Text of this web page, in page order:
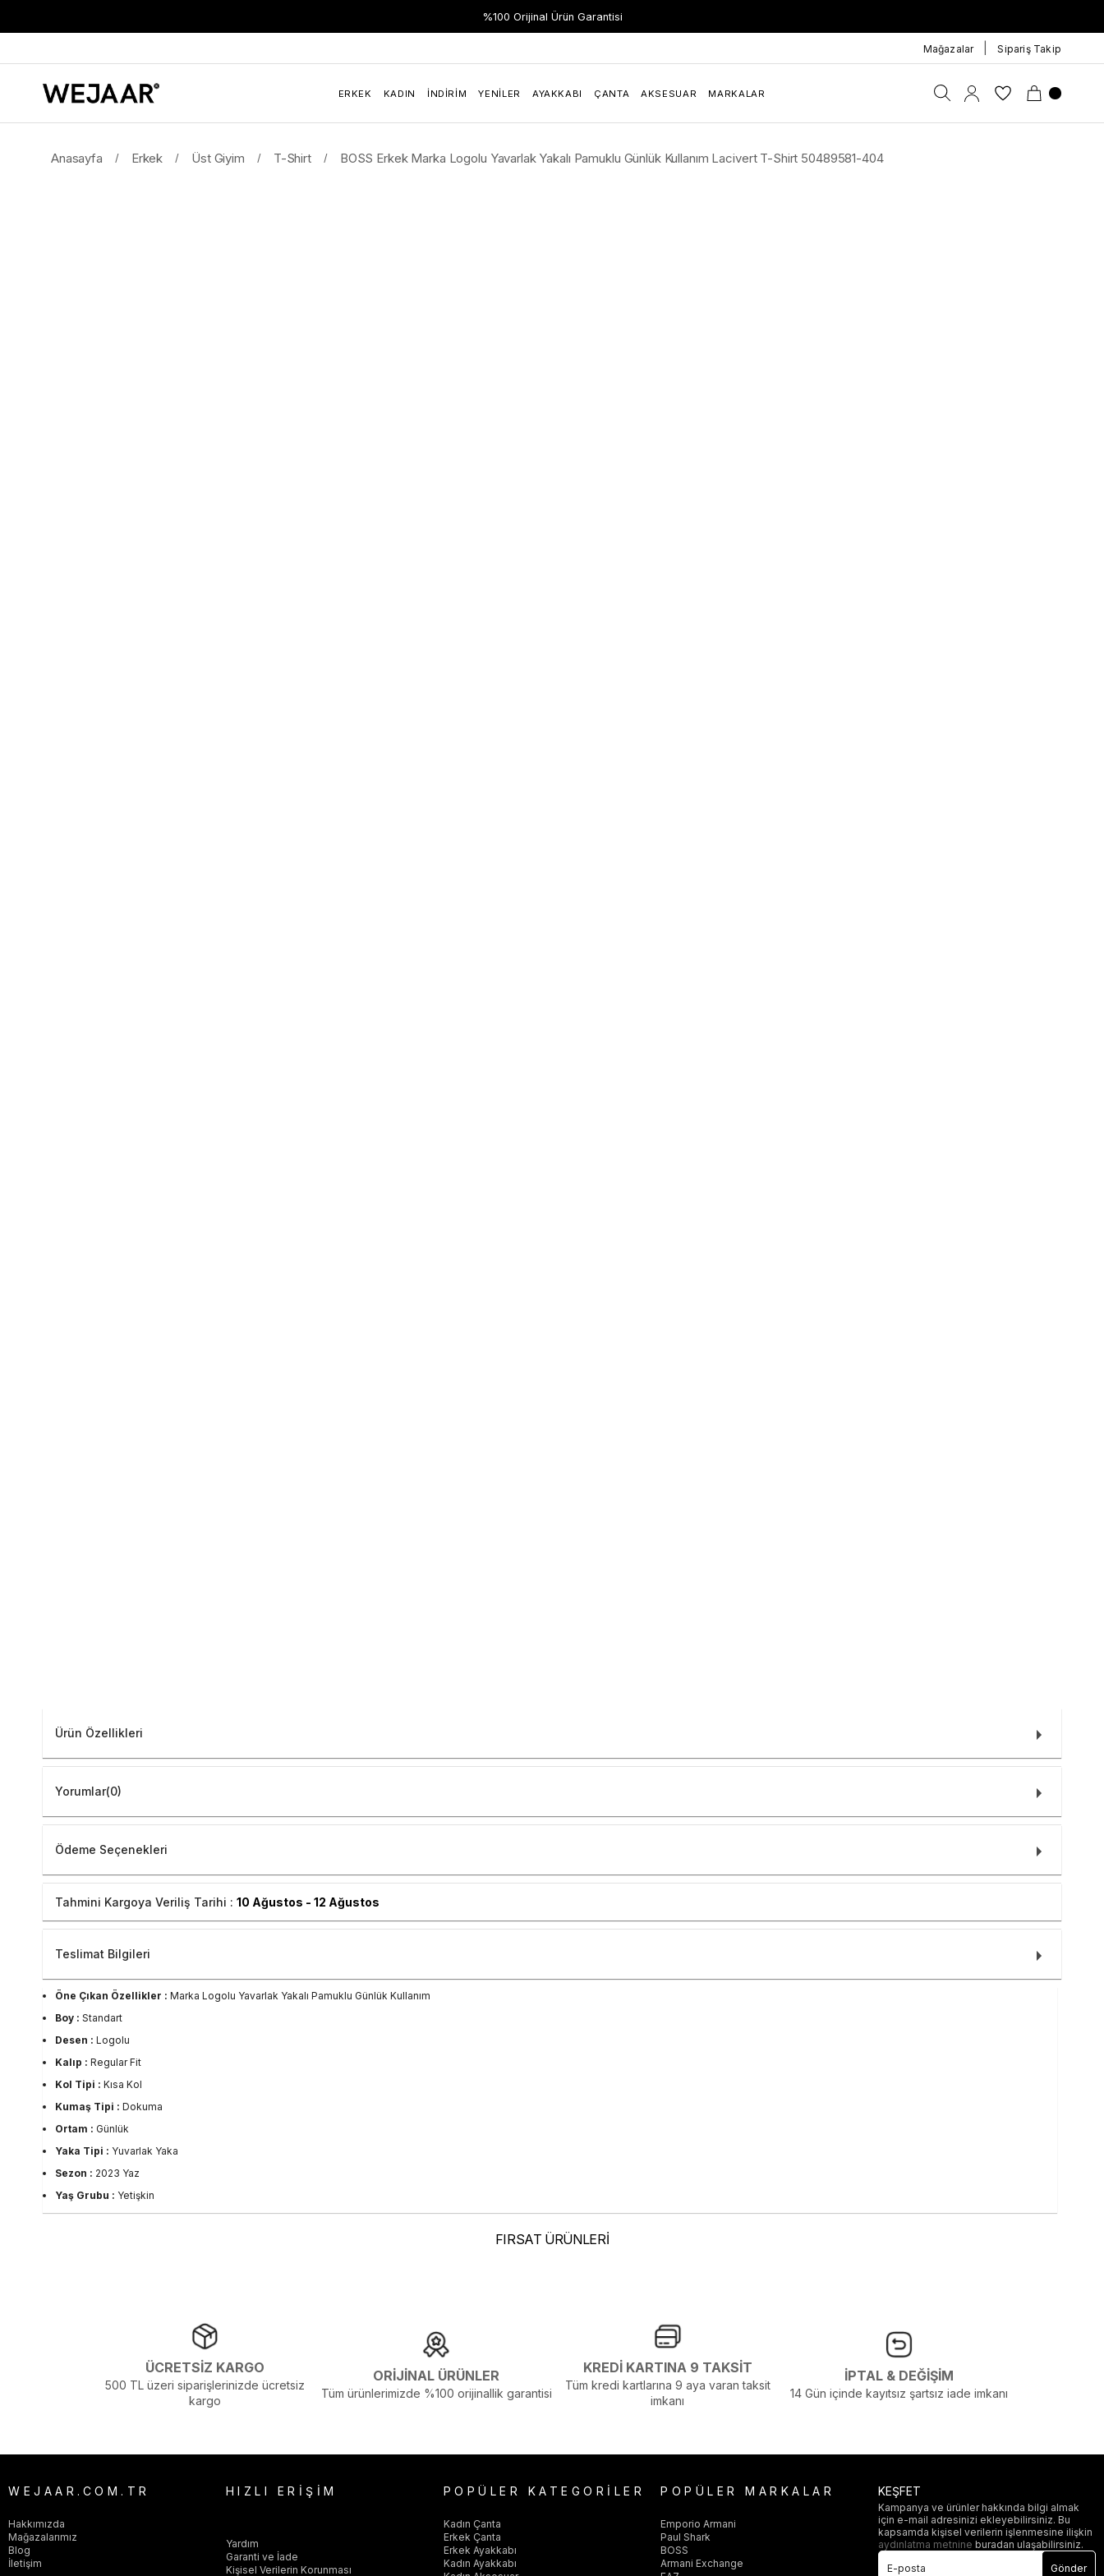
%100 Orijinal Ürün Garantisi
Hızlı Teslimat
Mağazalar Sipariş Takip
ERKEK KADIN İNDIRIM YENILER AYAKKABI ÇANTA AKSESUAR MARKALAR
Anasayfa Erkek Üst Giyim T-Shirt BOSS Erkek Marka Logolu Yavarlak Yakalı Pamuklu Günlük Kullanım Lacivert T-Shirt 50489581-404
Ürün Özellikleri
Yorumlar(0)
Ödeme Seçenekleri
Tahmini Kargoya Veriliş Tarihi : 10 Ağustos - 12 Ağustos
Teslimat Bilgileri
Öne Çıkan Özellikler : Marka Logolu Yavarlak Yakalı Pamuklu Günlük Kullanım
Boy : Standart
Desen : Logolu
Kalıp : Regular Fit
Kol Tipi : Kısa Kol
Kumaş Tipi : Dokuma
Ortam : Günlük
Yaka Tipi : Yuvarlak Yaka
Sezon : 2023 Yaz
Yaş Grubu : Yetişkin
Görsel Açıklaması :Stüdyo Çekim Ortamında Bulunan Işık ve Gölgelenmelerden Dolayı Renk Farklılıkları Olabilir
FIRSAT ÜRÜNLERİ
ÜCRETSİZ KARGO
500 TL üzeri siparişlerinizde ücretsiz
kargo
ORİJİNAL ÜRÜNLER
Tüm ürünlerimizde %100 orijinallik garantisi
KREDİ KARTINA 9 TAKSİT
Tüm kredi kartlarına 9 aya varan taksit
imkanı
İPTAL & DEĞİŞİM
14 Gün içinde kayıtsız şartsız iade imkanı
WEJAAR.COM.TR
Hakkımızda
Mağazalarımız
Blog
İletişim
HIZLI ERİŞİM
Yardım
Garanti ve İade
Kişisel Verilerin Korunması
POPÜLER KATEGORİLER
Kadın Çanta
Erkek Çanta
Erkek Ayakkabı
Kadın Ayakkabı
POPÜLER MARKALAR
Emporio Armani
Paul Shark
BOSS
Armani Exchange
KEŞFET
Kampanya ve ürünler hakkında bilgi almak
için e-mail adresinizi ekleyebilirsiniz. Bu
kapsamda kişisel verilerin işlenmesine ilişkin
aydınlatma metnineburadan ulaşabilirsiniz.
Gönder